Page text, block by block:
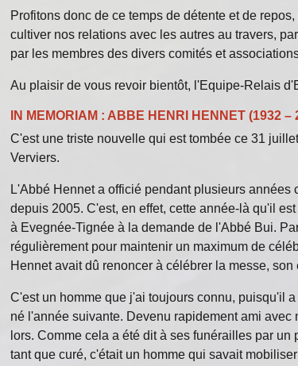
Profitons donc de ce temps de détente et de
cultiver nos relations avec les autres au travers,
par les membres des divers comités et
Au plaisir de vous revoir bientôt, l'Equipe-Relais
IN MEMORIAM : ABBE HENRI HENNET (1932 –
C'est une triste nouvelle qui est tombée ce 31
Verviers.
L'Abbé Hennet a officié pendant plusieurs
depuis 2005. C'est, en effet, cette année-là qu'il
à Evegnée-Tignée à la demande de l'Abbé Bui.
régulièrement pour maintenir un maximum de
Hennet avait dû renoncer à célébrer la messe,
C'est un homme que j'ai toujours connu, puisqu'il
né l'année suivante. Devenu rapidement ami
lors. Comme cela a été dit à ses funérailles par
tant que curé, c'était un homme qui savait